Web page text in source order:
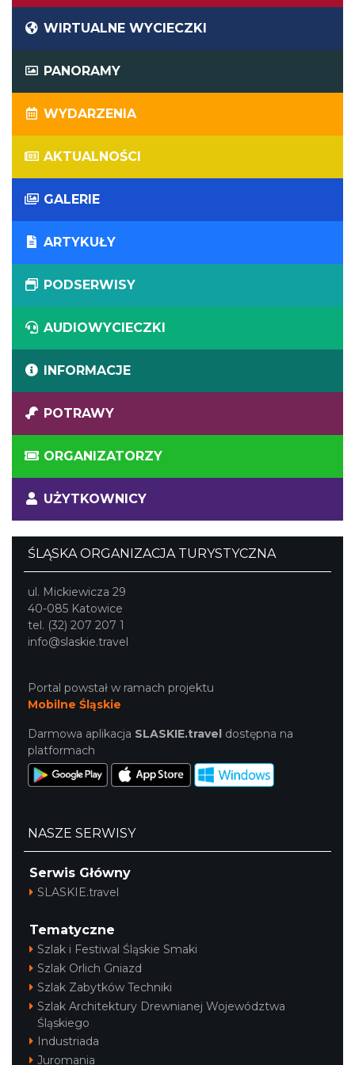
WIRTUALNE WYCIECZKI
PANORAMY
WYDARZENIA
AKTUALNOŚCI
GALERIE
ARTYKUŁY
PODSERWISY
AUDIOWYCIECZKI
INFORMACJE
POTRAWY
ORGANIZATORZY
UŻYTKOWNICY
ŚLĄSKA ORGANIZACJA TURYSTYCZNA
ul. Mickiewicza 29
40-085 Katowice
tel. (32) 207 207 1
info@slaskie.travel
Portal powstał w ramach projektu
Mobilne Śląskie
Darmowa aplikacja SLASKIE.travel dostępna na
platformach
NASZE SERWISY
Serwis Główny
SLASKIE.travel
Tematyczne
Szlak i Festiwal Śląskie Smaki
Szlak Orlich Gniazd
Szlak Zabytków Techniki
Szlak Architektury Drewnianej Województwa
Śląskiego
Industriada
Juromania